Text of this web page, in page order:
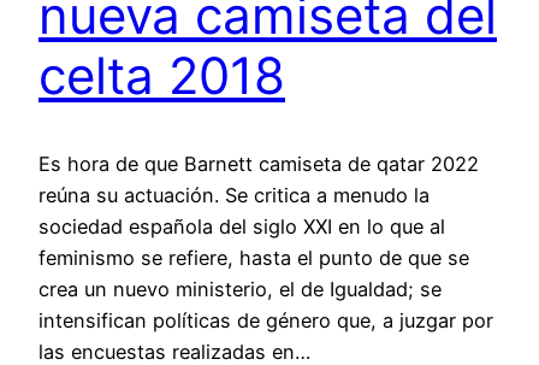
nueva camiseta del
celta 2018
Es hora de que Barnett camiseta de qatar 2022
reúna su actuación. Se critica a menudo la
sociedad española del siglo XXI en lo que al
feminismo se refiere, hasta el punto de que se
crea un nuevo ministerio, el de Igualdad; se
intensifican políticas de género que, a juzgar por
las encuestas realizadas en…